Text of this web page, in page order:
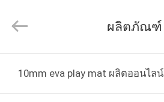
บ้าน
trading
Co.,Ltd.
ผลิตภัณฑ์
10mm eva play mat ผลิตออนไลน์